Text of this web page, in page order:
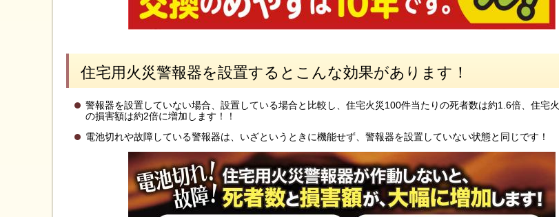
住宅用火災警報器を設置するとこんな効果があります！
警報器を設置していない場合、設置している場合と比較し、住宅火災100件当たりの死者数は約1.6倍、住宅
の損害額は約2倍に増加します！！
電池切れや故障している警報器は、いざというときに機能せず、警報器を設置していない状態と同じです！